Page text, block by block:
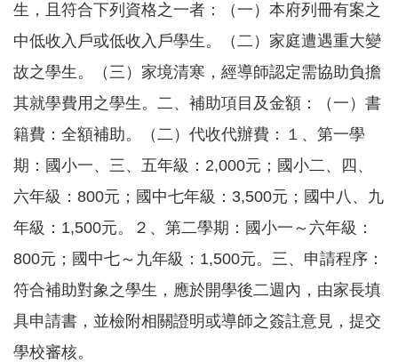
校
幼
兒
園
所
學
習
資
源
階
搜
尋
生，且符合下列資格之一者：（一）本府列冊有案之
中低收入戶或低收入戶學生。（二）家庭遭遇重大變
故之學生。（三）家境清寒，經導師認定需協助負擔
其就學費用之學生。二、補助項目及金額：（一）書
籍費：全額補助。（二）代收代辦費：１、第一學
期：國小一、三、五年級：2,000元；國小二、四、
六年級：800元；國中七年級：3,500元；國中八、九
年級：1,500元。２、第二學期：國小一～六年級：
800元；國中七～九年級：1,500元。三、申請程序：
符合補助對象之學生，應於開學後二週內，由家長填
具申請書，並檢附相關證明或導師之簽註意見，提交
學校審核。